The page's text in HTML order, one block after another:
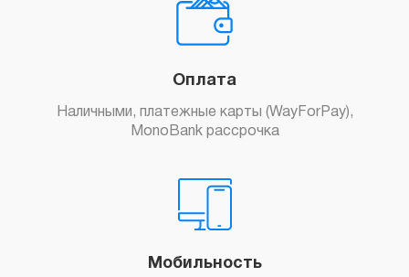
Оплата
Наличными, платежные карты (WayForPay),
MonoBank рассрочка
Мобильность